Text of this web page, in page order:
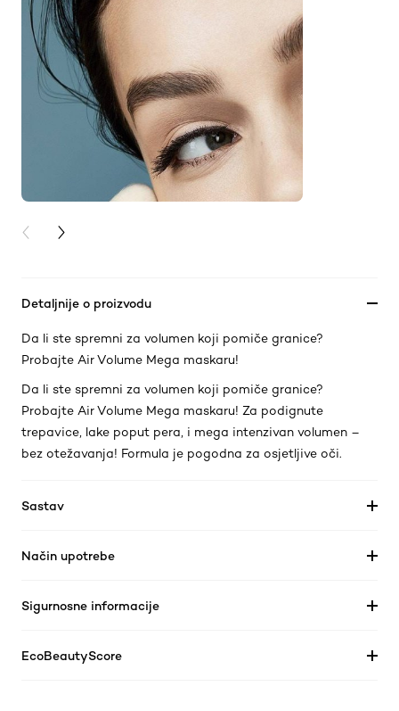
PREVIOUS CARD
NEXT CARD
Detaljnije o proizvodu
Da li ste spremni za volumen koji pomiče granice?
Probajte Air Volume Mega maskaru!
Da li ste spremni za volumen koji pomiče granice?
Probajte Air Volume Mega maskaru! Za podignute
trepavice, lake poput pera, i mega intenzivan volumen –
bez otežavanja! Formula je pogodna za osjetljive oči.
Sastav
Način upotrebe
Sigurnosne informacije
EcoBeautyScore